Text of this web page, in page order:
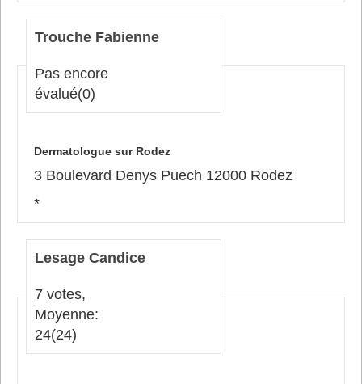
Trouche Fabienne
Pas encore
évalué(0)
Dermatologue sur Rodez
3 Boulevard Denys Puech 12000 Rodez
*
Lesage Candice
7 votes,
Moyenne:
24(24)